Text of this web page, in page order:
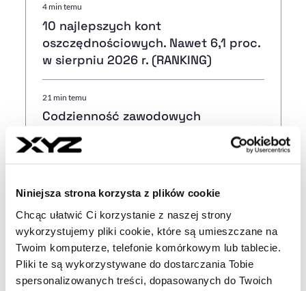
Niniejsza strona korzysta z plików cookie
Chcąc ułatwić Ci korzystanie z naszej strony
wykorzystujemy pliki cookie, które są umieszczane na
Twoim komputerze, telefonie komórkowym lub tablecie.
Pliki te są wykorzystywane do dostarczania Tobie
spersonalizowanych treści, dopasowanych do Twoich
4 min temu
10 najlepszych kont
oszczędnościowych. Nawet 6,1 proc.
w sierpniu 2026 r. (RANKING)
21 min temu
Codzienność zawodowych
brydżystów. „Dla naszych klientów
jesteśmy dostępni od rana do
Bruksela bierze pod lupę AI. Nowe
obowiązki dla firm, które jej używają
m.in. w rekrutacji